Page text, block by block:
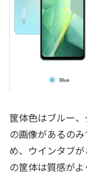
筐体色はブルー
の画像があるの
め、ウインタブ
の筐体は質感が